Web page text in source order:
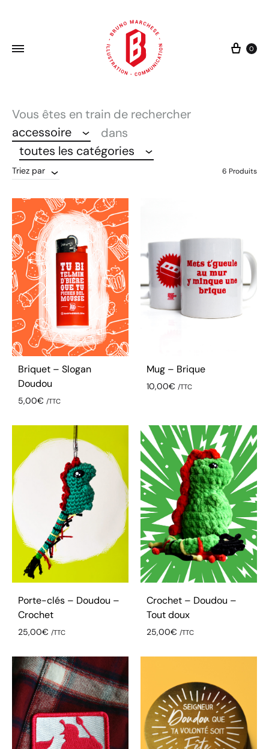
Cart
0
Vous êtes en train de rechercher
accessoire
dans
toutes les catégories
Triez par 6 Produits
Briquet – Slogan
Doudou
5,00€ /TTC
Mug – Brique
10,00€ /TTC
Porte-clés – Doudou –
Crochet
25,00€ /TTC
Crochet – Doudou –
Tout doux
25,00€ /TTC